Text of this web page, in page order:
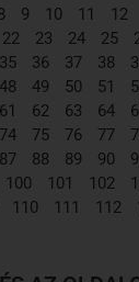
9 10 11 12
22 23 24 25
35 36 37 38
48 49 50 51
61 62 63 64
74 75 76 77
87 88 89 90
100 101 102
110 111 112